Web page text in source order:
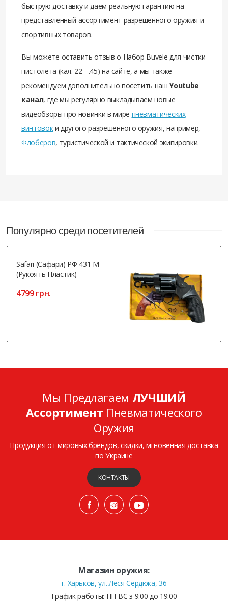
быструю доставку и даем реальную гарантию на
представленный ассортимент разрешенного оружия и
спортивных товаров.
Вы можете оставить отзыв о Набор Buvele для чистки
пистолета (кал. 22 - .45) на сайте, а мы также
рекомендуем дополнительно посетить нашYoutube
канал, где мы регулярно выкладываем новые
видеобзоры про новинки в мире пневматических
винтовоки другого разрешенного оружия, например,
Флоберов, туристической и тактической экипировки.
Популярно среди посетителей
Safari (Сафари) РФ 431 М
(рукоять Пластик)
4799 грн.
Мы Предлагаем ЛУЧШИЙ
Ассортимент Пневматического
Оружия
Продукция от мировых брендов, скидки, мгновенная доставка
по Украине
КОНТАКТЫ
Магазин оружия:
г. Харьков, ул. Леся Сердюка, 36
График работы: ПН-ВС з 9:00 до 19:00